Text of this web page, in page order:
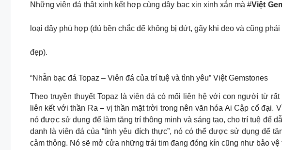
Những viên đá thật xinh kết hợp cùng dây bạc xịn xinh xắn mà #Việt
loại dây phù hợp (đủ bền chắc để không bị đứt, gãy khi đeo và cũng
đẹp).
“Nhẫn bạc đá Topaz – Viên đá của trí tuệ và tình yêu” Việt Gemstones
Theo truyền thuyết Topaz là viên đá có mối liên hệ với con người từ
liên kết với thần Ra – vị thần mặt trời trong nên văn hóa Ai Cập cổ đại.
nó được sử dụng để làm tăng trí thông minh và sáng tạo, cho trí tuệ để
danh là viên đá của “tình yêu đích thực”, nó có thể được sử dụng để
cảm thông. Nó sẽ mở cửa những trái tim đang đóng kín cũng như bảo